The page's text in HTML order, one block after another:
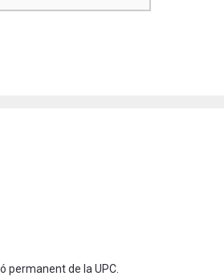
permanent de la UPC.